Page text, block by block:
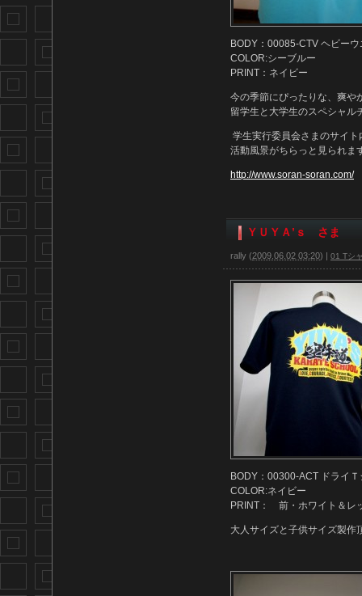
BODY：00085-CTV ヘビー
COLOR:シーブルー
PRINT：ネイビー
今の季節にぴったりな、爽や
留学生と大学生のスペシャル
学生実行委員会さまのサイ
活動風景がちらっと見られま
http://www.soran-soran.com/
ＹＵＹＡ’ｓ さま
rally (2009.06.02 03:20) | 01 Tシ
BODY：00300-ACT ドライＴ
COLOR:ネイビー
PRINT： 前・ホワイト＆レ
大人サイズと子供サイズ製作